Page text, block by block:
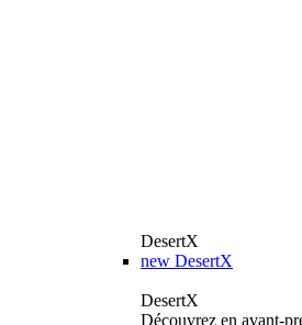
DesertX
new DesertX
DesertX
Découvrez en avant-